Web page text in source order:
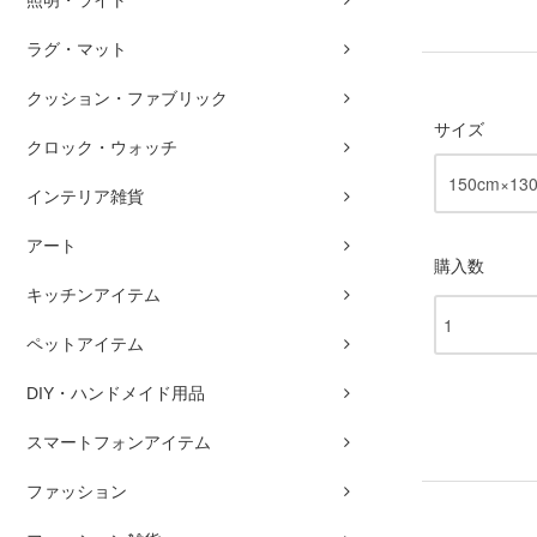
ラグ・マット
クッション・ファブリック
クロック・ウォッチ
インテリア雑貨
アート
キッチンアイテム
ペットアイテム
DIY・ハンドメイド用品
スマートフォンアイテム
ファッション
サイズ
購入数